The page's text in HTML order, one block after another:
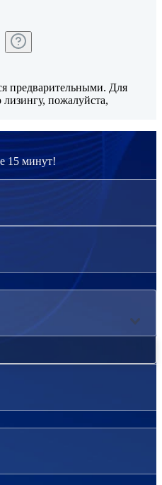
предварительными. Для
пожалуйста,
15 минут!